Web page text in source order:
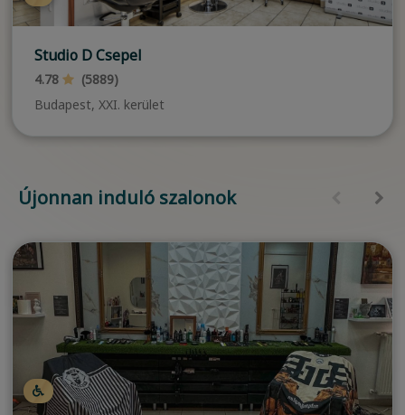
Studio D Csepel
4.78
(5889)
Budapest, XXI. kerület
Újonnan induló szalonok